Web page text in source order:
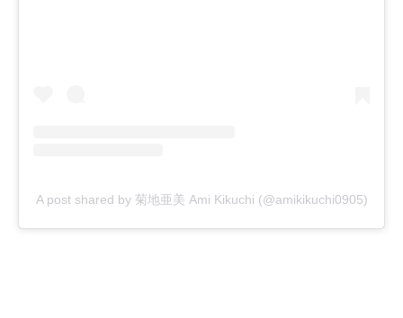
A post shared by 菊地亜美 Ami Kikuchi (@amikikuchi0905)